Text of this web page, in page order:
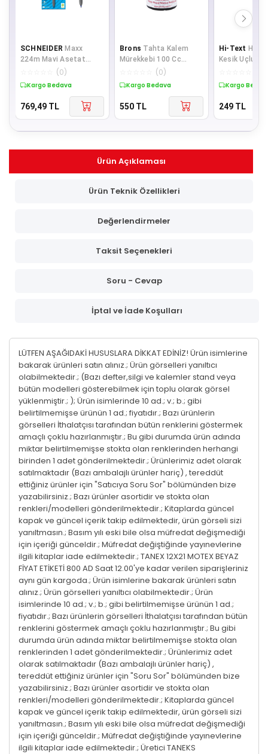
SCHNEIDER Maxx
224m Mavi Asetat
Kalemi 10 Lu
(0)
Kargo Bedava
769,49 TL
Brons Tahta Kalem
Mürekkebi 100 Cc
Kırmızı Tahta Kalem
(0)
Kargo Bedava
550 TL
Hi-Text Hı-
Kesik Uçlu
Kargo
249 TL
Ürün Açıklaması
Ürün Teknik Özellikleri
Değerlendirmeler
Taksit Seçenekleri
Soru - Cevap
İptal ve İade Koşulları
LÜTFEN AŞAĞIDAKİ HUSUSLARA DİKKAT EDİNİZ! Ürün isimlerine
bakarak ürünleri satın alınız.; Ürün görselleri yanıltıcı
olabilmektedir.; (Bazı defter,silgi ve kalemler stand veya
bütün modelleri gösterebilmek için toplu olarak görsel
yüklenmiştir.; ); Ürün isimlerinde 10 ad.; v.; b.; gibi
belirtilmemişse ürünün 1 ad.; fiyatıdır.; Bazı ürünlerin
görselleri İthalatçısı tarafından bütün renklerini göstermek
amaçlı çoklu hazırlanmıştır.; Bu gibi durumda ürün adında
miktar belirtilmemişse stokta olan renklerinden herhangi
birinden 1 adet gönderilmektedir.; Ürünlerimiz adet olarak
satılmaktadır (Bazı ambalajlı ürünler hariç) , tereddüt
ettiğiniz ürünler için "Satıcıya Soru Sor" bölümünden bize
yazabilirsiniz.; Bazı ürünler asortidir ve stokta olan
renkleri/modelleri gönderilmektedir.; Kitaplarda güncel
kapak ve güncel içerik takip edilmektedir, ürün görseli sizi
yanıltmasın.; Basım yılı eski bile olsa müfredat değişmediği
için içeriği günceldir.; Müfredat değiştiğinde yayınevlerine
ilgili kitaplar iade edilmektedir.; TANEX 12X21 MOTEX BEYAZ
FİYAT ETİKETİ 800 AD Saat 12.00'ye kadar verilen siparişleriniz
aynı gün kargoda.; Ürün isimlerine bakarak ürünleri satın
alınız.; Ürün görselleri yanıltıcı olabilmektedir.; Ürün
isimlerinde 10 ad.; v.; b.; gibi belirtilmemişse ürünün 1 ad.;
fiyatıdır.; Bazı ürünlerin görselleri İthalatçısı tarafından bütün
renklerini göstermek amaçlı çoklu hazırlanmıştır.; Bu gibi
durumda ürün adında miktar belirtilmemişse stokta olan
renklerinden 1 adet gönderilmektedir.; Ürünlerimiz adet
olarak satılmaktadır (Bazı ambalajlı ürünler hariç) ,
tereddüt ettiğiniz ürünler için "Soru Sor" bölümünden bize
yazabilirsiniz.; Bazı ürünler asortidir ve stokta olan
renkleri/modelleri gönderilmektedir.; Kitaplarda güncel
kapak ve güncel içerik takip edilmektedir, ürün görseli sizi
yanıltmasın.; Basım yılı eski bile olsa müfredat değişmediği
için içeriği günceldir.; Müfredat değiştiğinde yayınevlerine
ilgili kitaplar iade edilmektedir.; Üretici TANEKS